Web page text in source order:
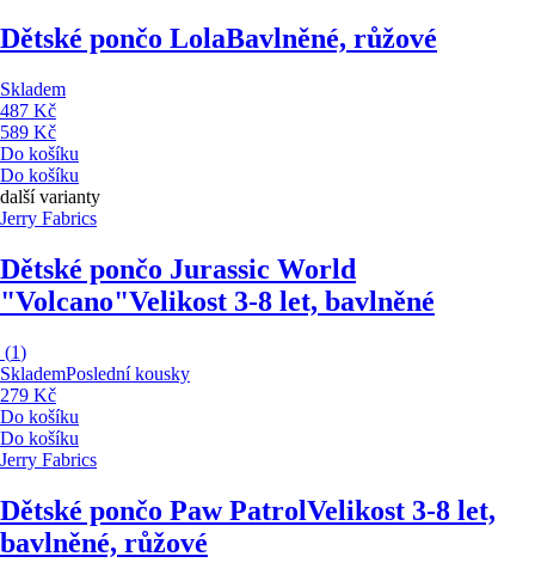
Dětské pončo LolaBavlněné, růžové
Skladem
487 Kč
589 Kč
Do košíku
Do košíku
další varianty
Jerry Fabrics
Dětské pončo Jurassic World
"Volcano"Velikost 3-8 let, bavlněné
(1)
SklademPoslední kousky
279 Kč
Do košíku
Do košíku
Jerry Fabrics
Dětské pončo Paw PatrolVelikost 3-8 let,
bavlněné, růžové